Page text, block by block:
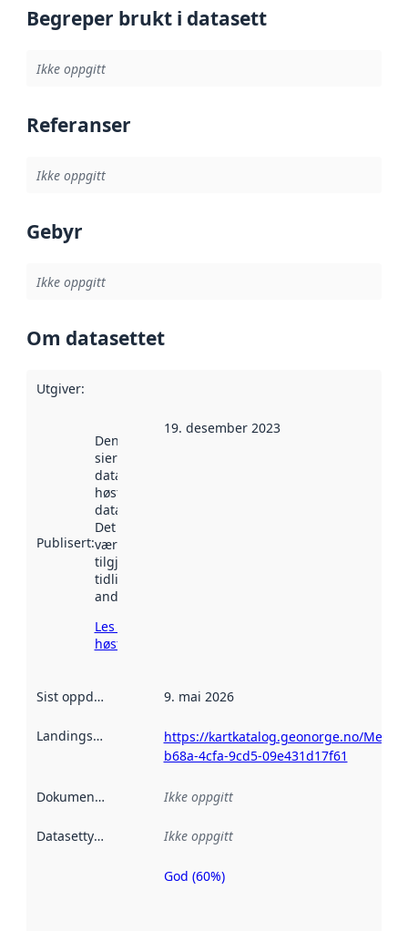
Begreper brukt i datasett
Ikke oppgitt
Referanser
Ikke oppgitt
Gebyr
Ikke oppgitt
Om datasettet
Utgiver:
Publisert:
Denne datoen
sier når
datasettet ble
høstet av
data.norge.no.
Det kan ha
vært
tilgjengelig
tidligere
andre steder.
Les mer om
høsting her
19. desember 2023
Sist oppdatert 9. mai 2026
Landingsside
https://kartkatalog.geonorge.no/
b68a-4cfa-9cd5-09e431d17f61
Dokumentasjon Ikke oppgitt
Datasettype Ikke oppgitt
Metadatakvalitet
God (60%)